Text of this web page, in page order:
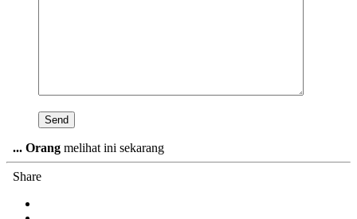
... Orang melihat ini sekarang
Share